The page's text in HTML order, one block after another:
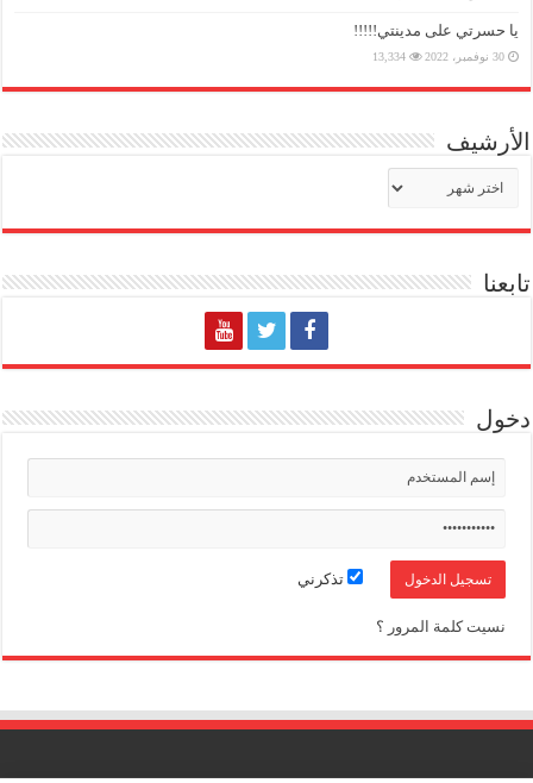
يا حسرتي على مدينتي!!!!!
30 نوفمبر، 2022 13,334
الأرشيف
تابعنا
دخول
تذكرني
نسيت كلمة المرور ؟